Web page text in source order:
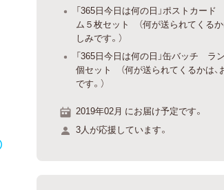
「365日今日は何の日」ポストカー
ム５枚セット （何が送られてくるか
しみです。）
「365日今日は何の日」缶バッチ ラ
個セット （何が送られてくるかは、
です。）
2019年02月 にお届け予定です。
3人が応援しています。